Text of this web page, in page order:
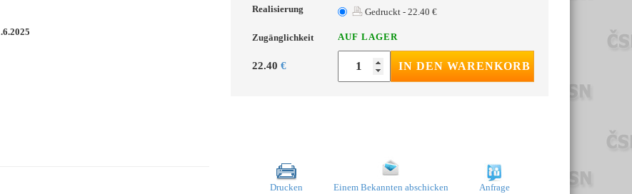
Realisierung
Gedruckt - 22.40 €
Zugänglichkeit AUF LAGER
22.40 € IN DEN WARENKORB
Drucken Einem Bekannten abschicken Anfrage